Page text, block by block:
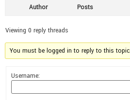
Author Posts
Viewing 0 reply threads
You must be logged in to reply to this topic.
Username: